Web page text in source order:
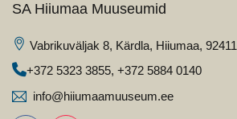
SA Hiiumaa Muuseumid
Vabrikuväljak 8, Kärdla, Hiiumaa, 92411
+372 5323 3855, +372 5884 0140
info@hiiumaamuuseum.ee